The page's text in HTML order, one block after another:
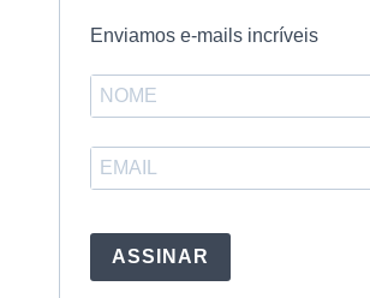
Enviamos e-mails incríveis
ASSINAR